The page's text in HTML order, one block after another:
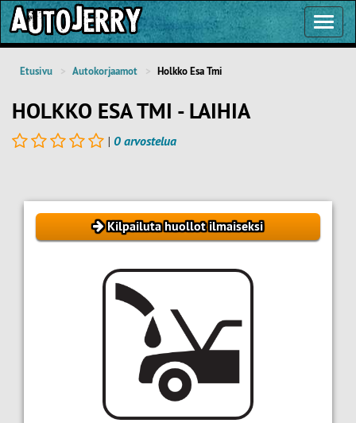
Etusivu Autokorjaamot Holkko Esa Tmi
HOLKKO ESA TMI - LAIHIA
| 0 arvostelua
Kilpailuta huollot ilmaiseksi